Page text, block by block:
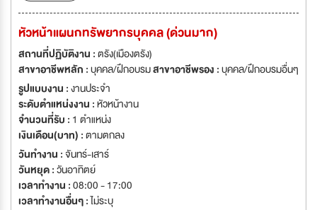
ประกบ ออฟเซ็ทประกบลูกฟูก
หัวหน้าแผนกทรัพยากรบุคคล (ด่วนมาก)
สถานที่ปฏิบัติงาน :ตรัง(เมืองตรัง)
สาขาอาชีพหลัก :บุคคล/ฝึกอบรมสาขาอาชีพรอง :บุคคล/ฝึกอบรมอื่นๆ
รูปแบบงาน :งานประจำ
ระดับตำแหน่งงาน :หัวหน้างาน
จำนวนที่รับ : 1 ตำแหน่ง
เงินเดือน(บาท) :ตามตกลง
วันทำงาน :จันทร์-เสาร์
วันหยุด :วันอาทิตย์
เวลาทำงาน :08:00 - 17:00
เวลาทำงานอื่นๆ :ไม่ระบุ